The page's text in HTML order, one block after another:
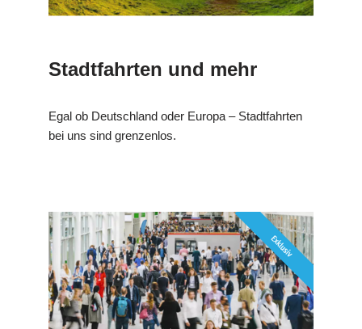
Stadtfahrten und mehr
Egal ob Deutschland oder Europa – Stadtfahrten
bei uns sind grenzenlos.